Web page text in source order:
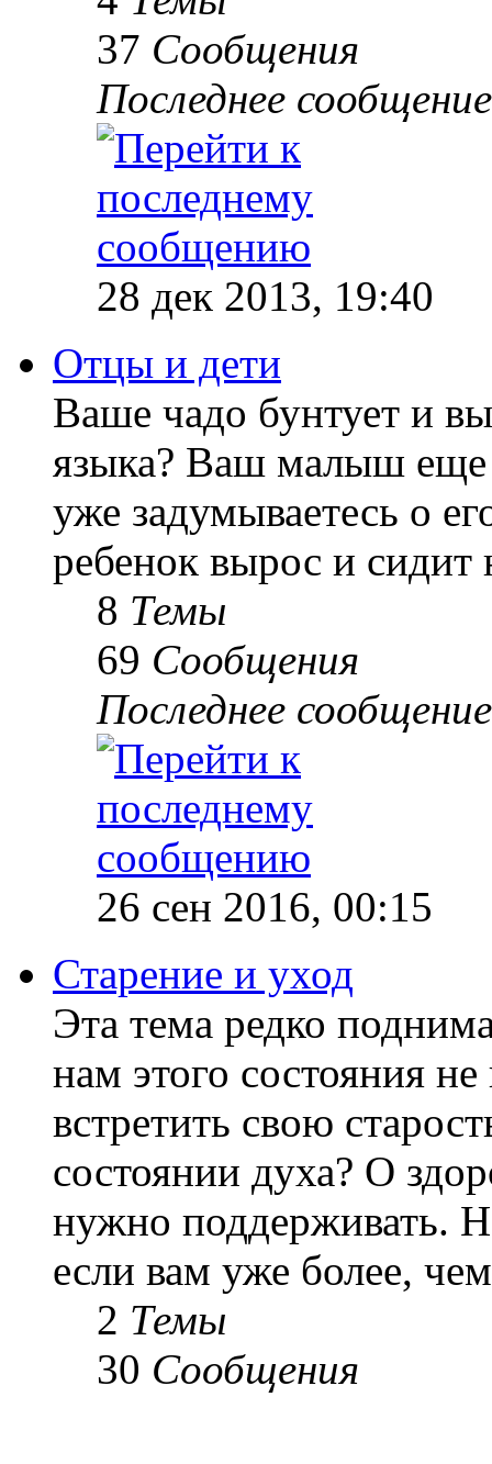
37 Сообщения
Последнее сообщение
28 дек 2013, 19:40
Отцы и дети
Ваше чадо бунтует и
языка? Ваш малыш еще
уже задумываетесь о
ребенок вырос и сидит
8 Темы
69 Сообщения
Последнее сообщение
26 сен 2016, 00:15
Старение и уход
Эта тема редко
нам этого состояния
встретить свою
состоянии духа? О
нужно поддерживать.
если вам уже более,
2 Темы
30 Сообщения